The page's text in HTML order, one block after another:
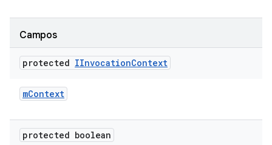
Campos
protected IInvocationContext
mContext
protected boolean